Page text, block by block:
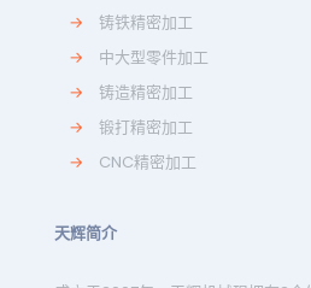
→
铸铁精密加工
→
中大型零件加工
→
铸造精密加工
→
锻打精密加工
→
CNC精密加工
天辉简介